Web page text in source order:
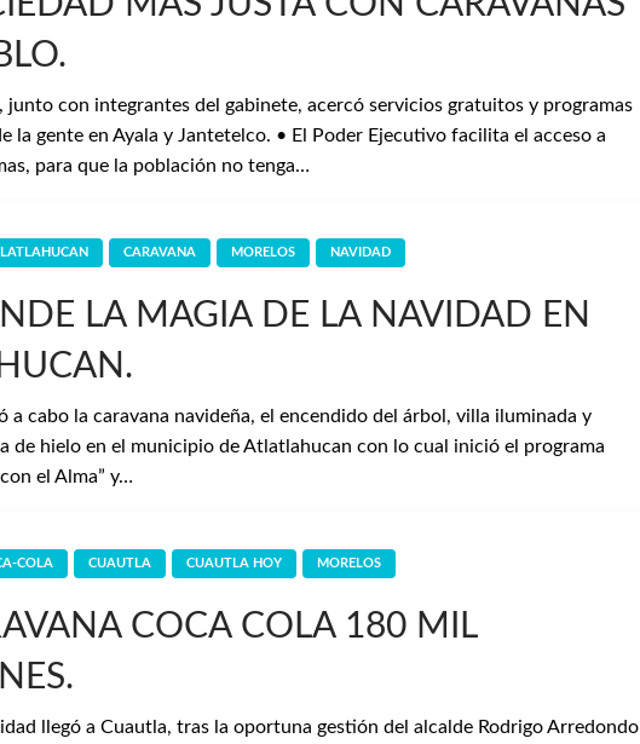
junto con integrantes del gabinete, acercó servicios gratuitos y programas
la gente en Ayala y Jantetelco. • El Poder Ejecutivo facilita el acceso a
para que la población no tenga…
CARAVANA MORELOS NAVIDAD
LA MAGIA DE LA NAVIDAD EN
a cabo la caravana navideña, el encendido del árbol, villa iluminada y
de hielo en el municipio de Atlatlahucan con lo cual inició el programa
el Alma” y…
COLA CUAUTLA CUAUTLA HOY MORELOS
COCA COLA 180 MIL
llegó a Cuautla, tras la oportuna gestión del alcalde Rodrigo Arredondo